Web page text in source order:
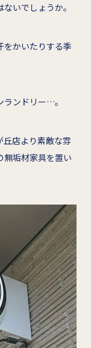
いでしょうか。
をかいたりする季
ンドリー…。
丘店より素敵な雰
無垢材家具を置い